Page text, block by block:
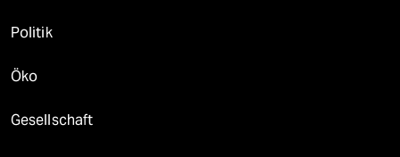
Politik
Öko
Gesellschaft